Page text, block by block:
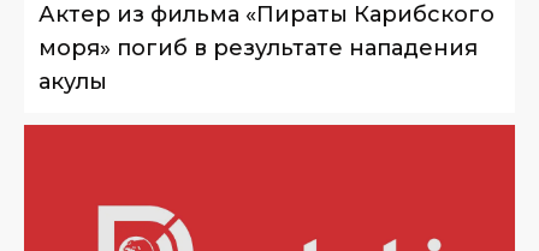
Актер из фильма «Пираты Карибского
моря» погиб в результате нападения
акулы